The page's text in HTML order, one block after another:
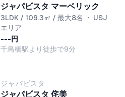
ジャパビスタ マーベリック
3LDK / 109.3㎡ / 最大8名 ・ USJ
エリア
---円
千鳥橋駅より徒歩で9分
ジャパビスタ
ジャパビスタ 侘美